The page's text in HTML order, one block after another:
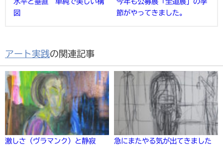
図
節がやってきました。
アート実践の関連記事
激しさ（ヴラマンク）と静寂
急にまたやる気が出てきました